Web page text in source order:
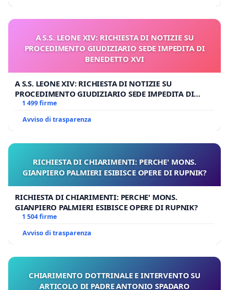
A S.S. LEONE XIV: RICHIESTA DI NOTIZIE SU
PROCEDIMENTO GIUDIZIARIO SEDE IMPEDITA DI
BENEDETTO XVI
A S.S. LEONE XIV: RICHIESTA DI NOTIZIE SU
PROCEDIMENTO GIUDIZIARIO SEDE IMPEDITA DI
BENEDETTO XVI
1 499 firme
Avviso di trasparenza
RICHIESTA DI CHIARIMENTI: PERCHE' MONS.
GIANPIERO PALMIERI ESIBISCE OPERE DI RUPNIK?
RICHIESTA DI CHIARIMENTI: PERCHE' MONS.
GIANPIERO PALMIERI ESIBISCE OPERE DI RUPNIK?
1 504 firme
Avviso di trasparenza
CHIARIMENTO DOTTRINALE E INTERVENTO SU
ARTICOLO DI PADRE ANTONIO SPADARO